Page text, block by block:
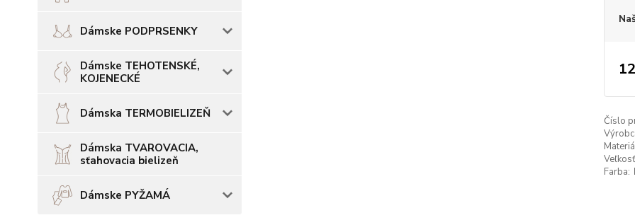
Dámske PODPRSENKY
Dámske TEHOTENSKÉ,
KOJENECKÉ
Dámska TERMOBIELIZEŇ
Dámska TVAROVACIA,
sťahovacia bielizeň
Dámske PYŽAMÁ
Číslo
Farba: